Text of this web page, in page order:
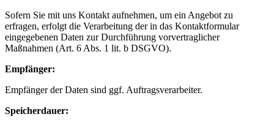
Sofern Sie mit uns Kontakt aufnehmen, um ein Angebot zu
erfragen, erfolgt die Verarbeitung der in das Kontaktformular
eingegebenen Daten zur Durchführung vorvertraglicher
Maßnahmen (Art. 6 Abs. 1 lit. b DSGVO).
Empfänger:
Empfänger der Daten sind ggf. Auftragsverarbeiter.
Speicherdauer: